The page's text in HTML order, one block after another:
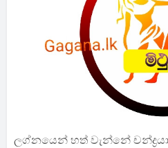
ලග්නයෙන් හත් වැන්නේ